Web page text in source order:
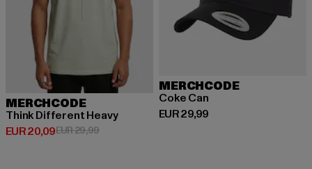
MERCHCODE
Think Different Heavy
EUR 20,09
Huidige prijs: EUR 20,09
EUR 29,99Actieprijs: EUR 29,99
MERCHCODE
Coke Can
EUR 29,99
Huidige prijs: EUR 29,99